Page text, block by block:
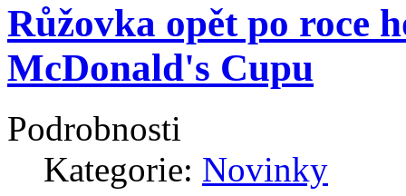
Růžovka opět po roce
McDonald's Cupu
Podrobnosti
Kategorie: Novinky